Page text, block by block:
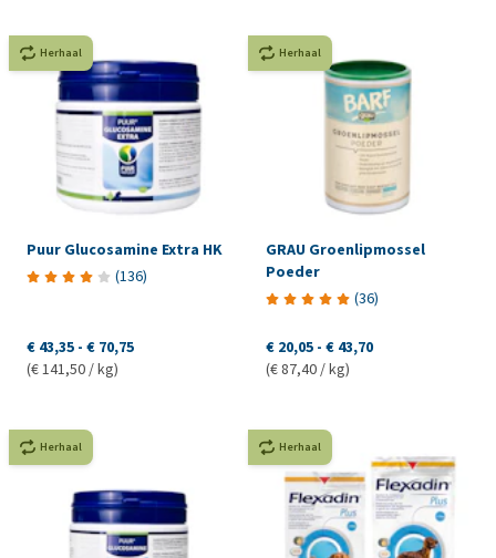
Herhaal
Puur Glucosamine Extra HK
(136)
€ 43,35 - € 70,75
(€ 141,50 / kg)
Herhaal
GRAU Groenlipmossel
Poeder
(36)
€ 20,05 - € 43,70
(€ 87,40 / kg)
Herhaal Herhaal